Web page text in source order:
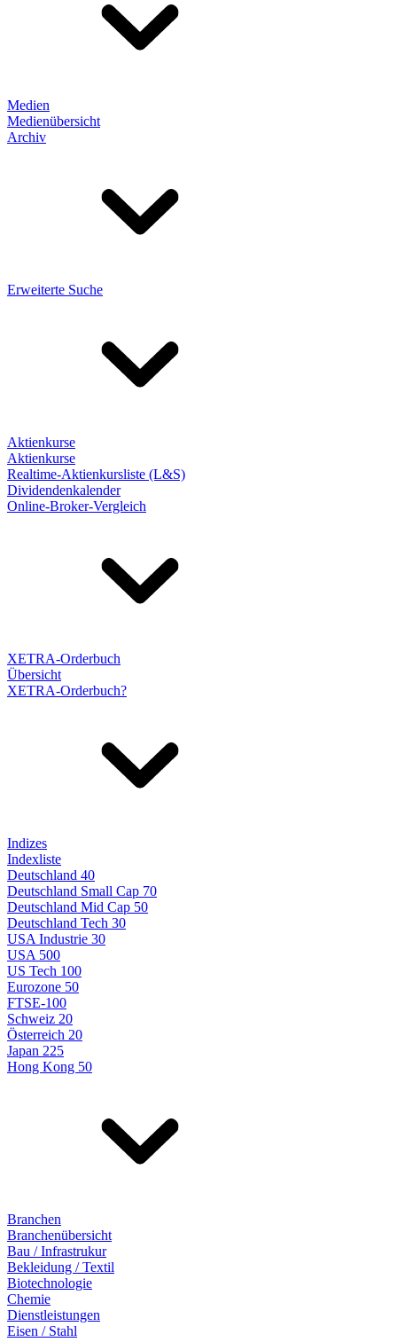
Medien
Medienübersicht
Archiv
Erweiterte Suche
Aktienkurse
Aktienkurse
Realtime-Aktienkursliste (L&S)
Dividendenkalender
Online-Broker-Vergleich
XETRA-Orderbuch
Übersicht
XETRA-Orderbuch?
Indizes
Indexliste
Deutschland 40
Deutschland Small Cap 70
Deutschland Mid Cap 50
Deutschland Tech 30
USA Industrie 30
USA 500
US Tech 100
Eurozone 50
FTSE-100
Schweiz 20
Österreich 20
Japan 225
Hong Kong 50
Branchen
Branchenübersicht
Bau / Infrastrukur
Bekleidung / Textil
Biotechnologie
Chemie
Dienstleistungen
Eisen / Stahl